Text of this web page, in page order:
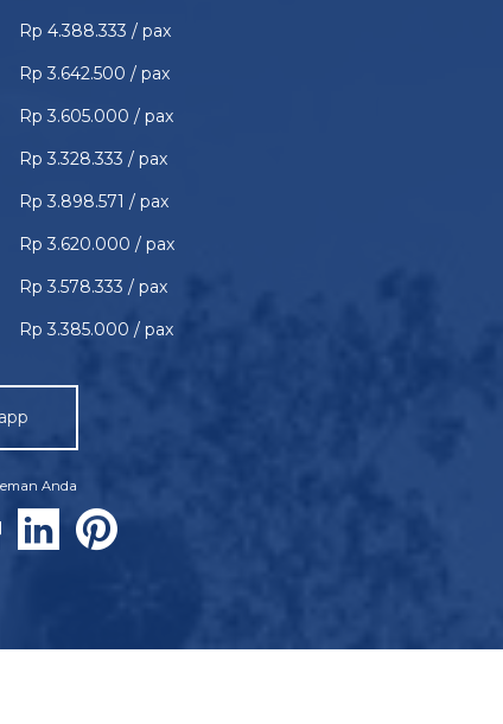
Rp 4.388.333 / pax
Rp 3.642.500 / pax
Rp 3.605.000 / pax
Rp 3.328.333 / pax
Rp 3.898.571 / pax
Rp 3.620.000 / pax
Rp 3.578.333 / pax
Rp 3.385.000 / pax
Anda